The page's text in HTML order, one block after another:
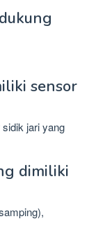
sensor
jari yang
dimiliki